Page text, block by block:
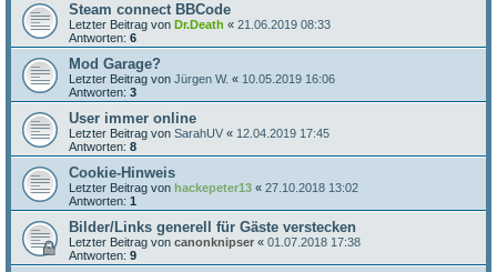
Steam connect BBCode
Letzter Beitrag von Dr.Death « 21.06.2019 08:33
Antworten: 6
Mod Garage?
Letzter Beitrag von Jürgen W. « 10.05.2019 16:06
Antworten: 3
User immer online
Letzter Beitrag von SarahUV « 12.04.2019 17:45
Antworten: 8
Cookie-Hinweis
Letzter Beitrag von hackepeter13 « 27.10.2018 13:02
Antworten: 1
Bilder/Links generell für Gäste verstecken
Letzter Beitrag von canonknipser « 01.07.2018 17:38
Antworten: 9